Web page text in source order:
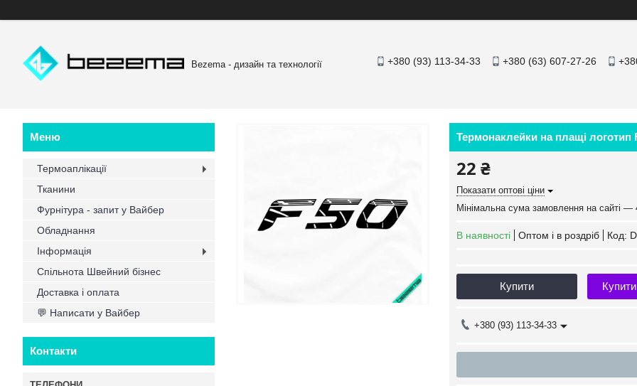
Bezema - дизайн та технології +380 (93) 113-34-33 +380 (63) 607-27-26
Термонаклейки на плащі логотип
22 ₴
Показати оптові ціни
Мінімальна сума замовлення на сайті —
В наявності Оптом і в роздріб Код:
Купити
+380 (93) 113-34-33
Термоаплікації
Тканини
Фурнітура - запит у Вайбер
Обладнання
Інформація
Спільнота Швейний бізнес
Доставка і оплата
💬 Написати у Вайбер
Контакти